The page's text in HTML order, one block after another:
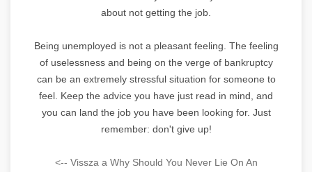
about not getting the job.
Being unemployed is not a pleasant feeling. The feeling
of uselessness and being on the verge of bankruptcy
can be an extremely stressful situation for someone to
feel. Keep the advice you have just read in mind, and
you can land the job you have been looking for. Just
remember: don't give up!
<-- Vissza a Why Should You Never Lie On An